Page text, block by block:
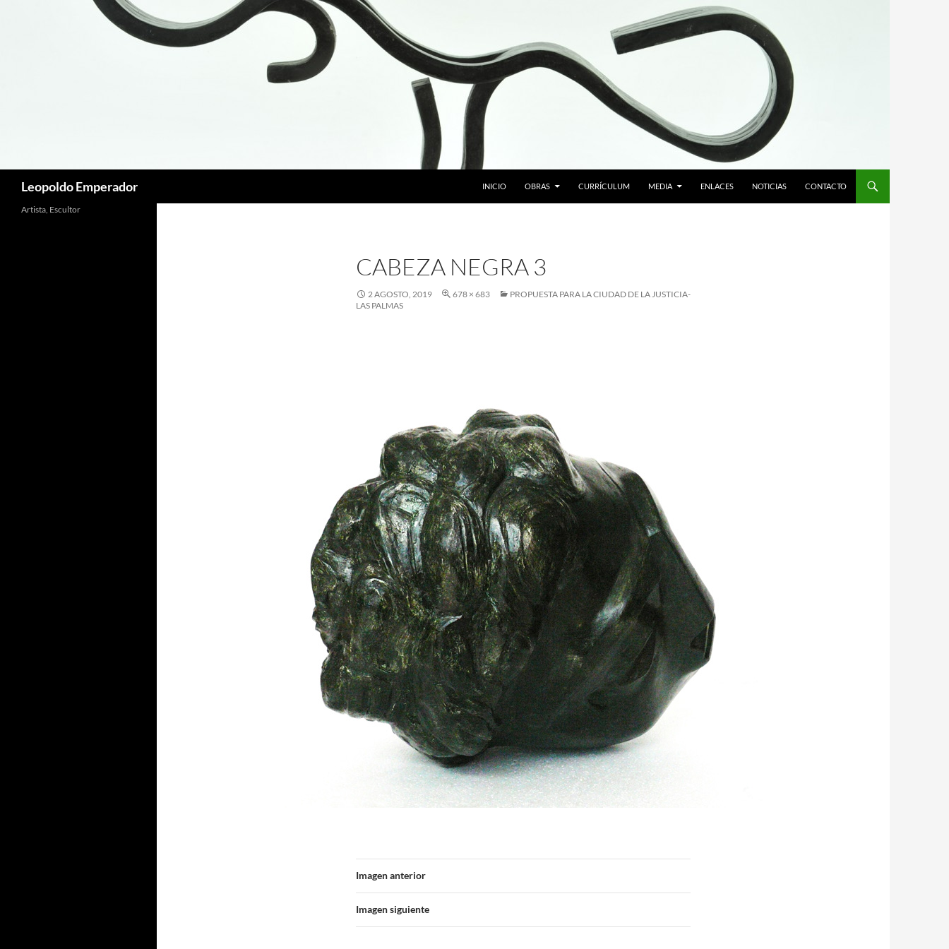
Leopoldo Emperador
INICIO
OBRAS CURRÍCULUM MEDIA ENLACES NOTICIAS CONTACTO
CABEZA NEGRA 3
2 AGOSTO, 2019 678 × 683
PROPUESTA PARA LA CIUDAD DE LA JUSTICIA-
LAS PALMAS
Imagen anterior
Imagen siguiente
Artista, Escultor